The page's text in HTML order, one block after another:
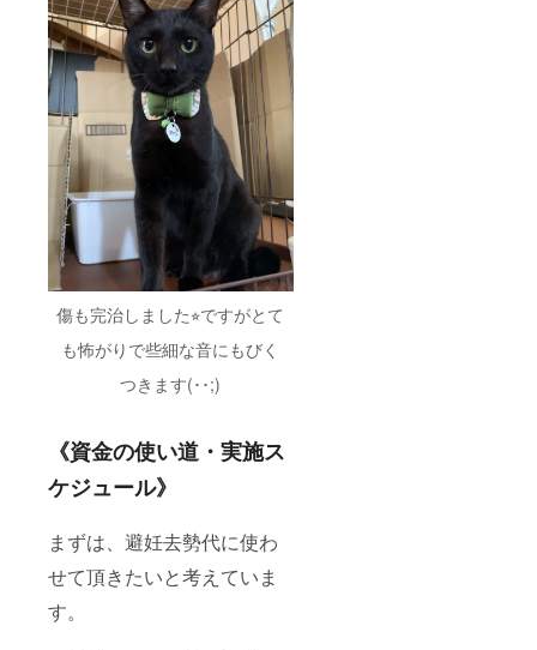
傷も完治しました⭐︎ですがとて
も怖がりで些細な音にもびく
つきます(･･;)
《資金の使い道・実施ス
ケジュール》
まずは、避妊去勢代に使わ
せて頂きたいと考えていま
す。